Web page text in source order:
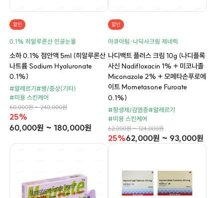
할인
0.1% 히알루론산 인공눈물
소하 0.1% 점안액 5ml (히알루론산
나트륨 Sodium Hyaluronate
0.1%)
#알레르기#병/증상(기타)
#미용 스킨케어
60,000원 ~ 240,000원
25%
60,000원 ~ 180,000원
할인
아큐아팀·나딕사크림 제네릭
나디백트 플러스 크림 10g (나디플록
사신 Nadifloxacin 1% + 미코나졸
Miconazole 2% + 모메타손푸로에
이트 Mometasone Furoate
0.1%)
#항생제/감염증#알레르기
#미용 스킨케어
62,000원 ~ 124,000원
25%62,000원 ~ 93,000원